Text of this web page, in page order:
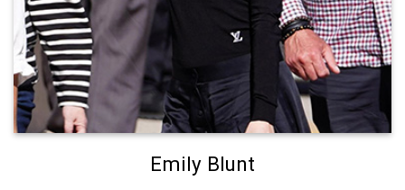
Emily Blunt